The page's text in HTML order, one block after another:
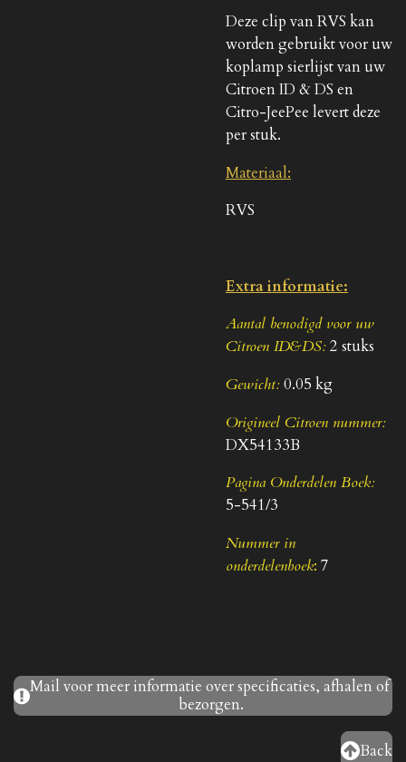
Deze clip van RVS kan
worden gebruikt voor uw
koplamp sierlijst van uw
Citroen ID & DS en
Citro-JeePee levert deze
per stuk.
Materiaal:
RVS
Extra informatie:
Aantal benodigd voor uw
Citroen ID&DS:2 stuks
Gewicht:0.05 kg
Origineel Citroen nummer:
DX54133B
Pagina Onderdelen Boek:
5-541/3
Nummer in
onderdelenboek: 7
Mail voor meer informatie over specificaties, afhalen of
bezorgen.
Back